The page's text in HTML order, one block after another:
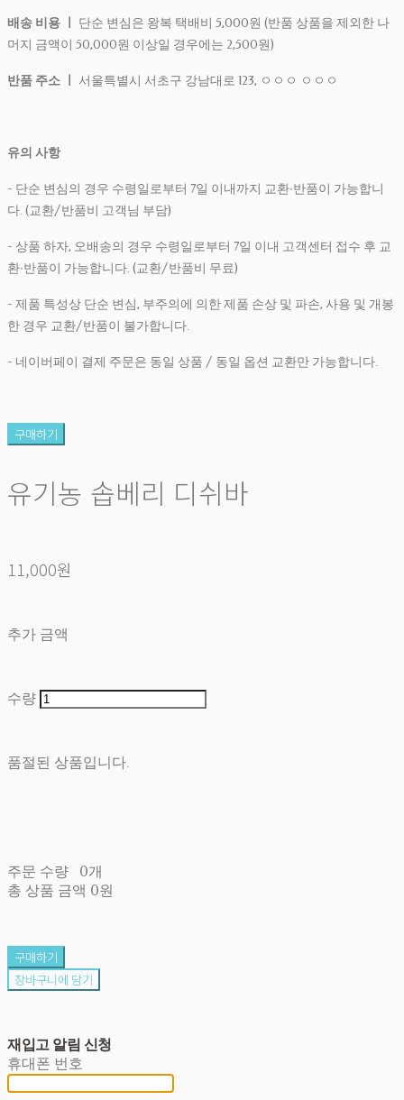
배송 비용 ㅣ
단순 변심은 왕복 택배비 5,000원 (반품 상품을 제외한 나
머지 금액이 50,000원 이상일 경우에는 2,500원)
반품 주소 ㅣ 서울특별시 서초구 강남대로 123, ㅇㅇㅇ ㅇㅇㅇ
유의 사항
- 단순 변심의 경우 수령일로부터 7일 이내까지 교환∙반품이 가능합니
다. (교환/반품비 고객님 부담)
- 상품 하자, 오배송의 경우 수령일로부터 7일 이내 고객센터 접수 후 교
환∙반품이 가능합니다. (교환/반품비 무료)
- 제품 특성상 단순 변심, 부주의에 의한 제품 손상 및 파손, 사용 및 개봉
한 경우 교환/반품이 불가합니다.
- 네이버페이 결제 주문은 동일 상품 / 동일 옵션 교환만 가능합니다.
구매하기
유기농 솝베리 디쉬바
11,000원
추가 금액
수량
품절된 상품입니다.
주문 수량
0개
총 상품 금액 0원
구매하기
장바구니에 담기
재입고 알림 신청
휴대폰 번호